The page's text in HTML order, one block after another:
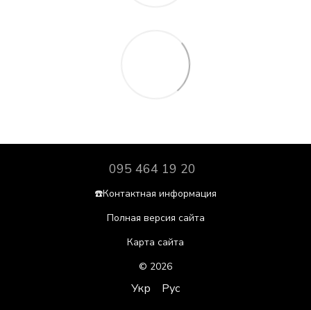
095 464 19 20
☎️Контактная информация
Полная версия сайта
Карта сайта
© 2026
Укр Рус